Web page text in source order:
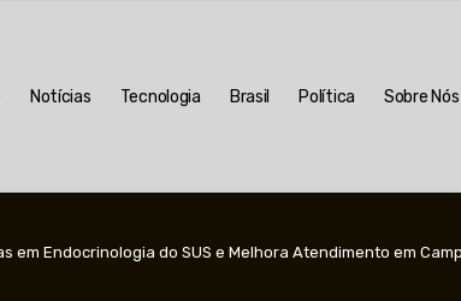
Notícias Tecnologia Brasil Política Sobre Nós
em Endocrinologia do SUS e Melhora Atendimento em